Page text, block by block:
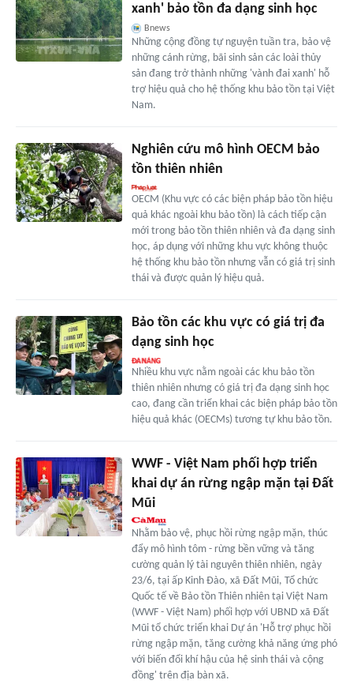
xanh' bảo tồn đa dạng sinh học
Bnews
Những cộng đồng tự nguyện tuần tra, bảo vệ
những cánh rừng, bãi sinh sản các loài thủy
sản đang trở thành những 'vành đai xanh' hỗ
trợ hiệu quả cho hệ thống khu bảo tồn tại Việt
Nam.
Nghiên cứu mô hình OECM bảo
tồn thiên nhiên
OECM (Khu vực có các biện pháp bảo tồn hiệu
quả khác ngoài khu bảo tồn) là cách tiếp cận
mới trong bảo tồn thiên nhiên và đa dạng sinh
học, áp dụng với những khu vực không thuộc
hệ thống khu bảo tồn nhưng vẫn có giá trị sinh
thái và được quản lý hiệu quả.
Bảo tồn các khu vực có giá trị đa
dạng sinh học
Nhiều khu vực nằm ngoài các khu bảo tồn
thiên nhiên nhưng có giá trị đa dạng sinh học
cao, đang cần triển khai các biện pháp bảo tồn
hiệu quả khác (OECMs) tương tự khu bảo tồn.
WWF - Việt Nam phối hợp triển
khai dự án rừng ngập mặn tại Đất
Mũi
Nhằm bảo vệ, phục hồi rừng ngập mặn, thúc
đẩy mô hình tôm - rừng bền vững và tăng
cường quản lý tài nguyên thiên nhiên, ngày
23/6, tại ấp Kinh Đào, xã Đất Mũi, Tổ chức
Quốc tế về Bảo tồn Thiên nhiên tại Việt Nam
(WWF - Việt Nam) phối hợp với UBND xã Đất
Mũi tổ chức triển khai Dự án 'Hỗ trợ phục hồi
rừng ngập mặn, tăng cường khả năng ứng phó
với biến đổi khí hậu của hệ sinh thái và cộng
đồng' trên địa bàn xã.